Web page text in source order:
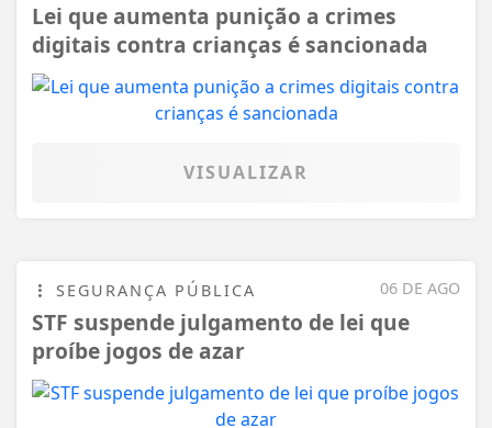
Lei que aumenta punição a crimes
digitais contra crianças é sancionada
VISUALIZAR
06 DE AGO
SEGURANÇA PÚBLICA
STF suspende julgamento de lei que
proíbe jogos de azar